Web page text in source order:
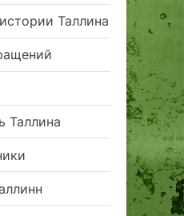
Таллина
Таллина